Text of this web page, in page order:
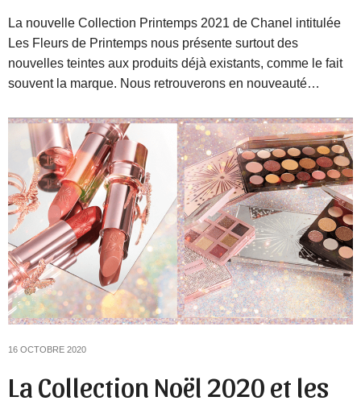
La nouvelle Collection Printemps 2021 de Chanel intitulée
Les Fleurs de Printemps nous présente surtout des
nouvelles teintes aux produits déjà existants, comme le fait
souvent la marque. Nous retrouverons en nouveauté…
16 OCTOBRE 2020
La Collection Noël 2020 et les